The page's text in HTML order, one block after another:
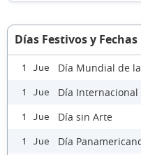
Días Festivos y
1 Jue Día Mundial de
1 Jue Día Internacional
1 Jue Día sin Arte
1 Jue Día